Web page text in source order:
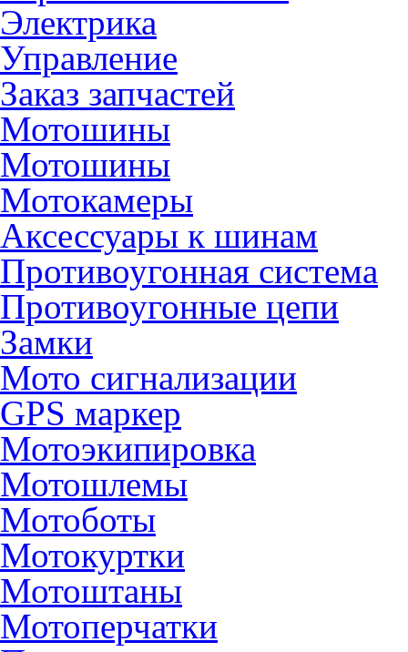
Электрика
Управление
Заказ запчастей
Мотошины
Мотошины
Мотокамеры
Аксессуары к шинам
Противоугонная система
Противоугонные цепи
Замки
Мото сигнализации
GPS маркер
Мотоэкипировка
Мотошлемы
Мотоботы
Мотокуртки
Мотоштаны
Мотоперчатки